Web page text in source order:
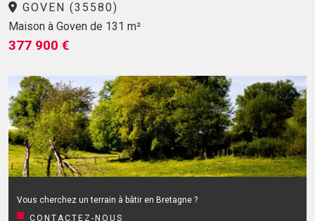
GOVEN (35580)
Maison à Goven de 131 m²
377 900 €
Vous cherchez un terrain à bâtir en Bretagne ?
CONTACTEZ-NOUS